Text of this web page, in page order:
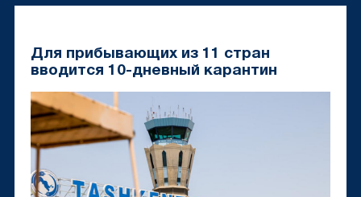
Для прибывающих из 11 стран
вводится 10-дневный карантин